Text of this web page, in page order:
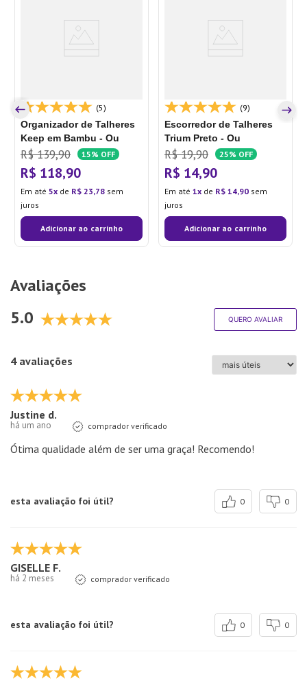
(5)
Organizador de Talheres
Keep em Bambu - Ou
R$ 139,90 15% OFF
R$ 118,90
Em até 5 de R$ 23,78 sem
juros
Adicionar ao carrinho
(9)
Escorredor de Talheres
Trium Preto - Ou
R$ 19,90 25% OFF
R$ 14,90
Em até 1 de R$ 14,90 sem
juros
Adicionar ao carrinho
Avaliações
5.0
QUERO AVALIAR
4 avaliações
Justine d.
há um ano comprador verificado
Ótima qualidade além de ser uma graça! Recomendo!
esta avaliação foi útil? 0 0
GISELLE F.
há 2 meses comprador verificado
esta avaliação foi útil? 0 0